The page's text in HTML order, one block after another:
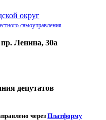
округ
самоуправления
Ленина, 30а
депутатов
через Платформу